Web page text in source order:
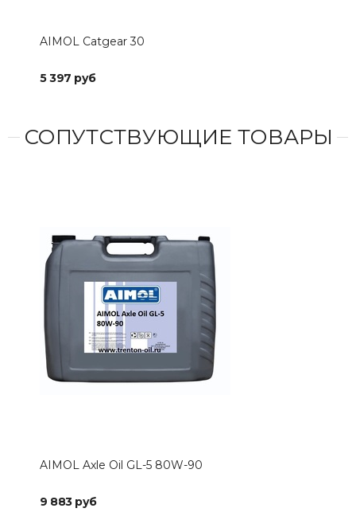
AIMOL Catgear 30
5 397 руб
СОПУТСТВУЮЩИЕ ТОВАРЫ
AIMOL Axle Oil GL-5 80W-90
9 883 руб